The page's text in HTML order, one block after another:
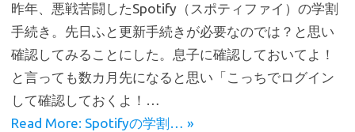
e
b
o
o
k
it
te
r
e
n
a
昨年、悪戦苦闘したSpotify（スポティファイ）の学割
手続き。先日ふと更新手続きが必要なのでは？と思い
確認してみることにした。息子に確認しておいてよ！
と言っても数カ月先になると思い「こっちでログイン
して確認しておくよ！…
Read More: Spotifyの学割… »